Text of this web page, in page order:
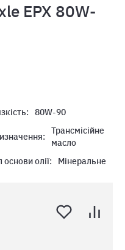
EPX 80W-
80W-90
Трансмісійне
масло
основи олії: Мінеральне